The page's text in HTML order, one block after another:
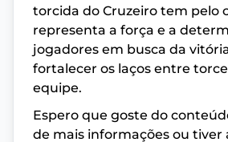
torcida do Cruzeiro tem pelo
representa a força e a
jogadores em busca da
fortalecer os laços entre
equipe.
Espero que goste do
de mais informações ou tiver